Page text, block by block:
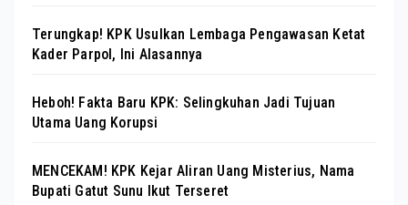
Terungkap! KPK Usulkan Lembaga Pengawasan Ketat
Kader Parpol, Ini Alasannya
Heboh! Fakta Baru KPK: Selingkuhan Jadi Tujuan
Utama Uang Korupsi
MENCEKAM! KPK Kejar Aliran Uang Misterius, Nama
Bupati Gatut Sunu Ikut Terseret